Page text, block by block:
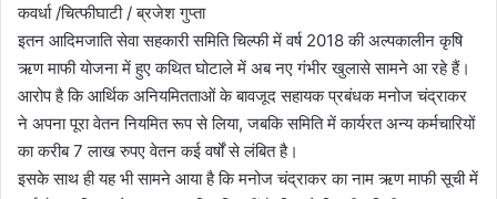
कवर्धा /चित्फीघाटी / ब्रजेश गुप्ता
इतन आदिमजाति सेवा सहकारी समिति चिल्फी में वर्ष 2018 की अल्पकालीन कृषि
ऋण माफी योजना में हुए कथित घोटाले में अब नए गंभीर खुलासे सामने आ रहे हैं।
आरोप है कि आर्थिक अनियमितताओं के बावजूद सहायक प्रबंधक मनोज चंद्राकर
ने अपना पूरा वेतन नियमित रूप से लिया, जबकि समिति में कार्यरत अन्य कर्मचारियों
का करीब 7 लाख रुपए वेतन कई वर्षों से लंबित है।
इसके साथ ही यह भी सामने आया है कि मनोज चंद्राकर का नाम ऋण माफी सूची में